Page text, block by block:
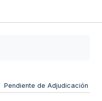
Pendiente de Adjudicación